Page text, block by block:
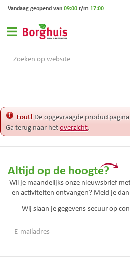
e
t
Vandaag geopend van09:00t/m 17:00
Fout! De opgevraagde
Ga terug naar hetoverzicht.
Altijd op de hoogte?
Wil je maandelijks onze nieuwsbrief
en activiteiten ontvangen? Meld je
Wij slaan je gegevens secuur op